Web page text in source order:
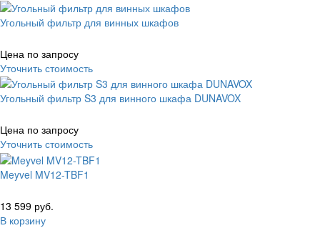
Угольный фильтр для винных шкафов
Цена по запросу
Уточнить стоимость
Угольный фильтр S3 для винного шкафа DUNAVOX
Цена по запросу
Уточнить стоимость
Meyvel MV12-TBF1
13 599 руб.
В корзину